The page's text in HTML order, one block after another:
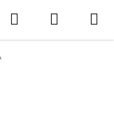
Hledat
KOŠÍK